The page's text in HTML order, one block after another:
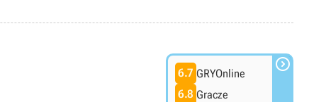
6.7 GRYOnline
6.8 Gracze
